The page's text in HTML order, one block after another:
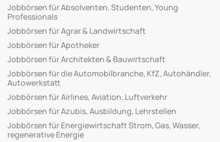
Jobbörsen für Absolventen, Studenten, Young
Professionals
Jobbörsen für Agrar & Landwirtschaft
Jobbörsen für Apotheker
Jobbörsen für Architekten & Bauwirtschaft
Jobbörsen für die Automobilbranche, KfZ, Autohändler,
Autowerkstatt
Jobbörsen für Airlines, Aviation, Luftverkehr
Jobbörsen für Azubis, Ausbildung, Lehrstellen
Jobbörsen für Energiewirtschaft Strom, Gas, Wasser,
regenerative Energie